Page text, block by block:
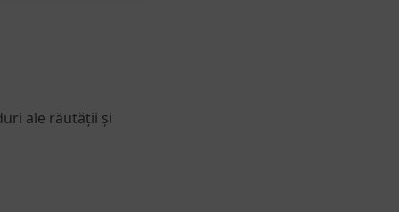
ale răutății și